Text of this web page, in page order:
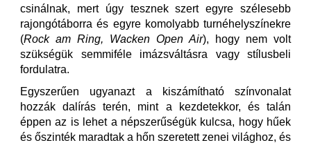
csinálnak, mert úgy tesznek szert egyre szélesebb
rajongótáborra és egyre komolyabb turnéhelyszínekre
(Rock am Ring, Wacken Open Air), hogy nem volt
szükségük semmiféle imázsváltásra vagy stílusbeli
fordulatra.
Egyszerűen ugyanazt a kiszámítható színvonalat
hozzák dalírás terén, mint a kezdetekkor, és talán
éppen az is lehet a népszerűségük kulcsa, hogy hűek
és őszinték maradtak a hőn szeretett zenei világhoz, és